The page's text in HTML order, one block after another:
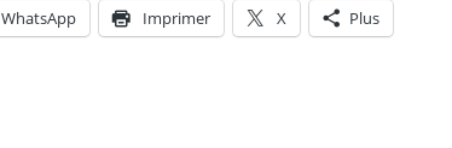
WhatsApp Imprimer X Plus